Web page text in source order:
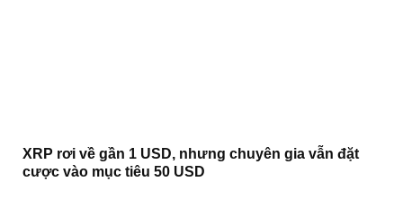
XRP rơi về gần 1 USD, nhưng chuyên gia vẫn đặt
cược vào mục tiêu 50 USD